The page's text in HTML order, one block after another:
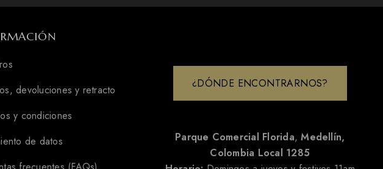
devoluciones y retracto
y condiciones
de datos
¿DÓNDE ENCONTRARNOS?
Parque Comercial Florida,Medellín,
Colombia Local 1285